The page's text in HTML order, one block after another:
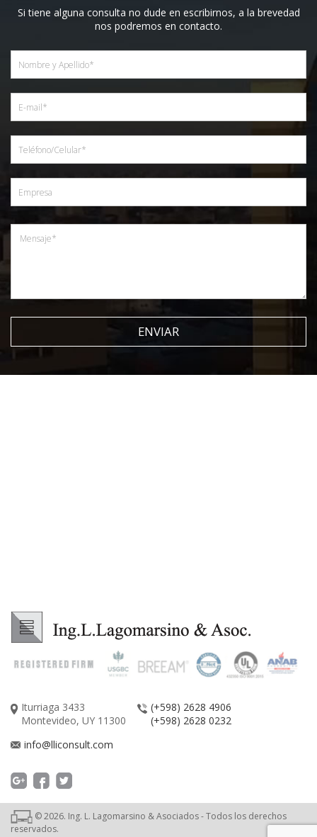
Si tiene alguna consulta no dude en escribirnos, a la brevedad
nos podremos en contacto.
ENVIAR
Iturriaga 3433
Montevideo, UY 11300
(+598) 2628 4906
(+598) 2628 0232
info@lliconsult.com
©2026. Ing. L. Lagomarsino & Asociados - Todos los derechos
reservados.